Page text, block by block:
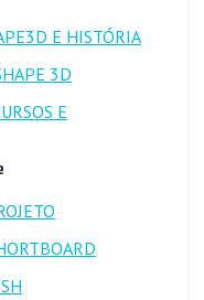
E HISTÓRIA
3D
E